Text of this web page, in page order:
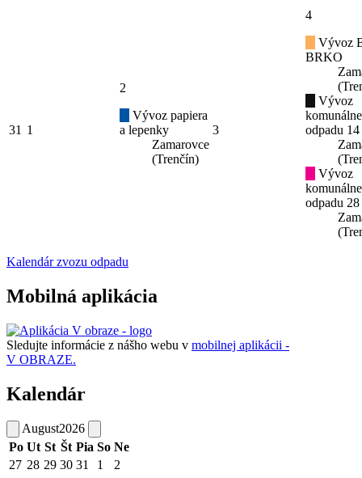
31 1
2
Vývoz papiera
a lepenky
Zamarovce
(Trenčín)
3
4
Vývoz
BRKO
Vývoz
odpadu
Vývoz
odpadu
Kalendár zvozu odpadu
Mobilná aplikácia
Sledujte informácie z nášho webu v mobilnej aplikácii -
V OBRAZE.
Kalendár
August2026
Po Ut St Št Pia So Ne
27 28 29 30 31 1
2